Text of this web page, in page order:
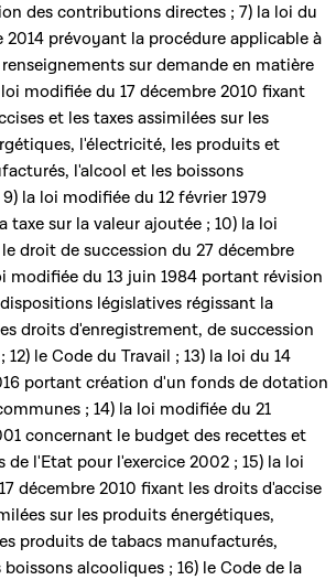
des contributions directes ; 7) la loi du
2014 prévoyant la procédure applicable à
sur demande en matière
modifiée du 17 décembre 2010 fixant
et les taxes assimilées sur les
l'électricité, les produits et
l'alcool et les boissons
la loi modifiée du 12 février 1979
taxe sur la valeur ajoutée ; 10) la loi
droit de succession du 27 décembre
modifiée du 13 juin 1984 portant révision
législatives régissant la
droits d'enregistrement, de succession
le Code du Travail ; 13) la loi du 14
portant création d'un fonds de dotation
; 14) la loi modifiée du 21
concernant le budget des recettes et
de l'Etat pour l'exercice 2002 ; 15) la loi
décembre 2010 fixant les droits d'accise
sur les produits énergétiques,
produits de tabacs manufacturés,
alcooliques ; 16) le Code de la